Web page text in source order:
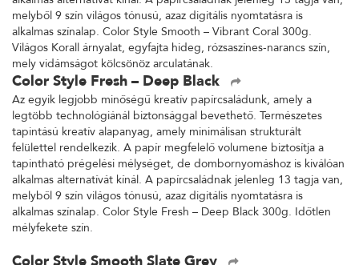
melyből 9 szín világos tónusú, azaz digitális nyomtatásra is
alkalmas színalap. Color Style Smooth – Vibrant Coral 300g.
Világos Korall árnyalat, egyfajta hideg, rózsaszínes-narancs szín,
mely vidámságot kölcsönöz arculatának.
Color Style Fresh – Deep Black
Az egyik legjobb minőségű kreatív papírcsaládunk, amely a
legtöbb technológiánál biztonsággal bevethető. Természetes
tapintású kreatív alapanyag, amely minimálisan strukturált
felülettel rendelkezik. A papír megfelelő volumene biztosítja a
tapintható prégelési mélységet, de dombornyomáshoz is kiválóan
alkalmas alternatívát kínál. A papírcsaládnak jelenleg 13 tagja van,
melyből 9 szín világos tónusú, azaz digitális nyomtatásra is
alkalmas színalap. Color Style Fresh – Deep Black 300g. Időtlen
mélyfekete szín.